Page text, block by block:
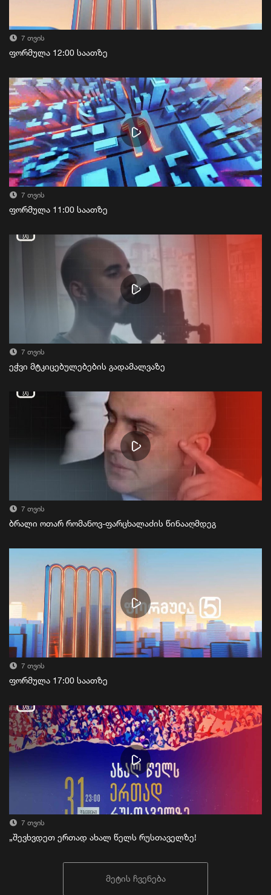
7 თვის
ფორმულა 12:00 საათზე
7 თვის
ფორმულა 11:00 საათზე
7 თვის
ეჭვი მტკიცებულებების გადამალვაზე
7 თვის
ბრალი ოთარ რომანოვ-ფარცხალაძის წინააღმდეგ
7 თვის
ფორმულა 17:00 საათზე
7 თვის
„შევხვდეთ ერთად ახალ წელს რუსთაველზე!
მეტის ჩვენება